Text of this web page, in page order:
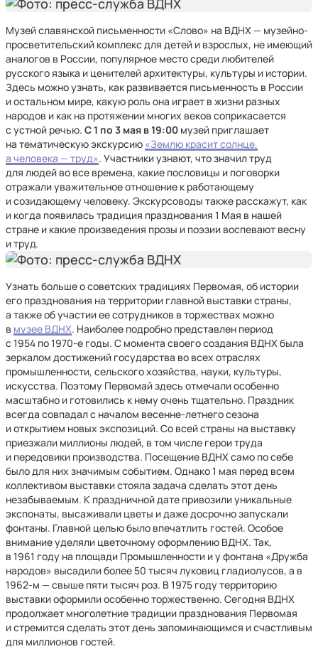
Музей славянской письменности «Слово» на ВДНХ — музейно-
просветительский комплекс для детей и взрослых, не имеющий
аналогов в России, популярное место среди любителей
русского языка и ценителей архитектуры, культуры и истории.
Здесь можно узнать, как развивается письменность в России
и остальном мире, какую роль она играет в жизни разных
народов и как на протяжении многих веков соприкасается
с устной речью. С 1 по 3 мая в 19:00 музей приглашает
на тематическую экскурсию «Землю красит солнце,
а человека — труд». Участники узнают, что значил труд
для людей во все времена, какие пословицы и поговорки
отражали уважительное отношение к работающему
и созидающему человеку. Экскурсоводы также расскажут, как
и когда появилась традиция празднования 1 Мая в нашей
стране и какие произведения прозы и поэзии воспевают весну
и труд.
Узнать больше о советских традициях Первомая, об истории
его празднования на территории главной выставки страны,
а также об участии ее сотрудников в торжествах можно
в музее ВДНХ. Наиболее подробно представлен период
с 1954 по 1970-е годы. С момента своего создания ВДНХ была
зеркалом достижений государства во всех отраслях
промышленности, сельского хозяйства, науки, культуры,
искусства. Поэтому Первомай здесь отмечали особенно
масштабно и готовились к нему очень тщательно. Праздник
всегда совпадал с началом весенне-летнего сезона
и открытием новых экспозиций. Со всей страны на выставку
приезжали миллионы людей, в том числе герои труда
и передовики производства. Посещение ВДНХ само по себе
было для них значимым событием. Однако 1 мая перед всем
коллективом выставки стояла задача сделать этот день
незабываемым. К праздничной дате привозили уникальные
экспонаты, высаживали цветы и даже досрочно запускали
фонтаны. Главной целью было впечатлить гостей. Особое
внимание уделяли цветочному оформлению ВДНХ. Так,
в 1961 году на площади Промышленности и у фонтана «Дружба
народов» высадили более 50 тысяч луковиц гладиолусов, а в
1962-м — свыше пяти тысяч роз. В 1975 году территорию
выставки оформили особенно торжественно. Сегодня ВДНХ
продолжает многолетние традиции празднования Первомая
и стремится сделать этот день запоминающимся и счастливым
для миллионов гостей.